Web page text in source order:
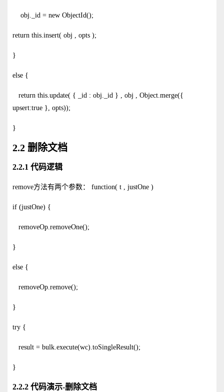
obj._id = new ObjectId();
return this.insert( obj , opts );
}
else {
return this.update( { _id : obj._id } , obj , Object.merge({
upsert:true }, opts));
}
2.2 删除文档
2.2.1 代码逻辑
remove方法有两个参数： function( t , justOne )
if (justOne) {
removeOp.removeOne();
}
else {
removeOp.remove();
}
try {
result = bulk.execute(wc).toSingleResult();
}
2.2.2 代码演示-删除文档